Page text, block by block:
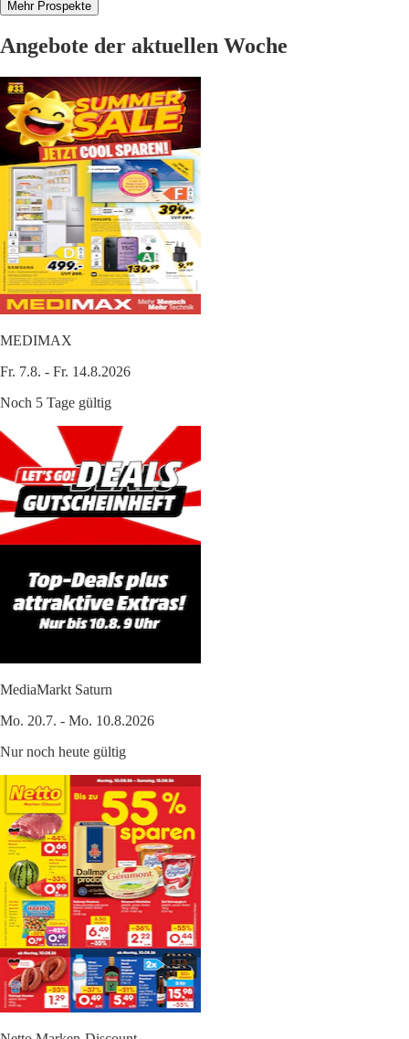
Mehr Prospekte
Angebote der aktuellen Woche
MEDIMAX
Fr. 7.8. - Fr. 14.8.2026
Noch 5 Tage gültig
MediaMarkt Saturn
Mo. 20.7. - Mo. 10.8.2026
Nur noch heute gültig